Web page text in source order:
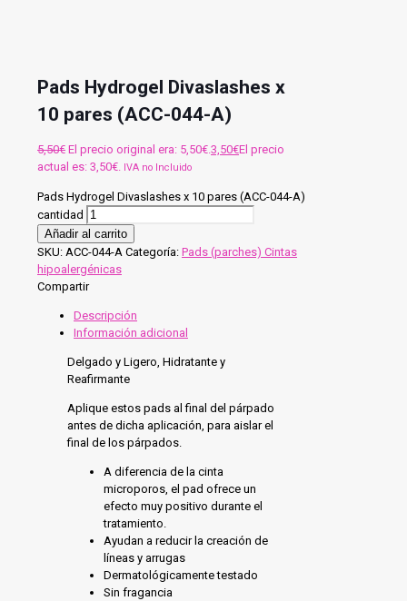
Pads Hydrogel Divaslashes x
10 pares (ACC-044-A)
5,50€ El precio original era: 5,50€. 3,50€El precio
actual es: 3,50€. IVA no Incluido
Pads Hydrogel Divaslashes x 10 pares (ACC-044-A)
cantidad
Añadir al carrito
SKU: ACC-044-A Categoría: Pads (parches) Cintas
hipoalergénicas
Compartir
Descripción
Información adicional
Delgado y Ligero, Hidratante y
Reafirmante
Aplique estos pads al final del párpado
antes de dicha aplicación, para aislar el
final de los párpados.
A diferencia de la cinta
microporos, el pad ofrece un
efecto muy positivo durante el
tratamiento.
Ayudan a reducir la creación de
líneas y arrugas
Dermatológicamente testado
Sin fragancia